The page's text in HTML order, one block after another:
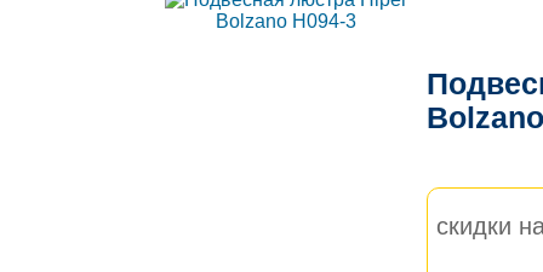
скидки